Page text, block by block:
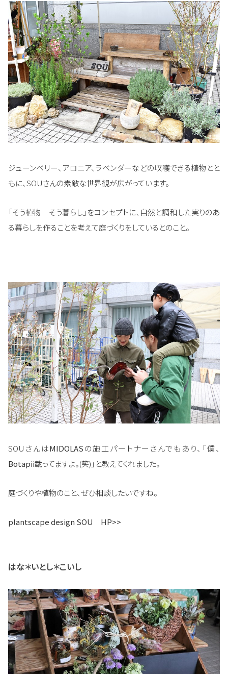
ジューンベリー、アロニア、ラベンダーなどの収穫できる植物とと
もに、SOUさんの素敵な世界観が広がっています。
「そう植物 そう暮らし」をコンセプトに、自然と調和した実りのあ
る暮らしを作ることを考えて庭づくりをしているとのこと。​
SOUさんはMIDOLAS​の施工パートナーさんでもあり、「僕、
Botapii載ってますよ。(笑)」と教えてくれました。
庭づくりや植物のこと、ぜひ相談したいですね。
plantscape design SOU HP>>
はな＊いとし＊こいし